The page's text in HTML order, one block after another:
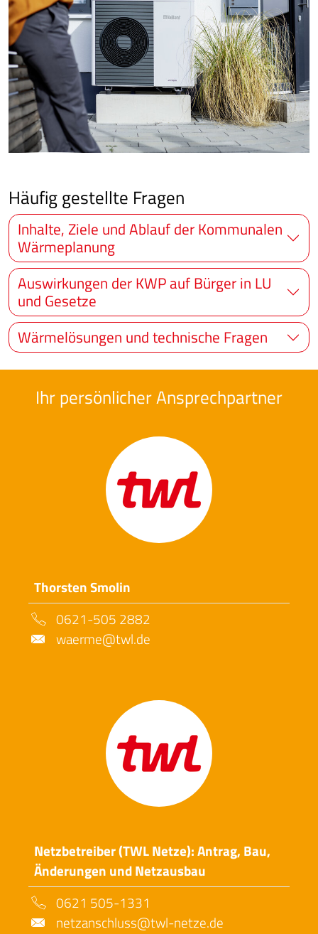
Häufig gestellte Fragen
Inhalte, Ziele und Ablauf der Kommunalen
Wärmeplanung
Auswirkungen der KWP auf Bürger in LU
und Gesetze
Wärmelösungen und technische Fragen
Ihr persönlicher Ansprechpartner
Thorsten Smolin
0621-505 2882
waerme@twl.de
Netzbetreiber (TWL Netze): Antrag, Bau,
Änderungen und Netzausbau
0621 505-1331
netzanschluss@twl-netze.de